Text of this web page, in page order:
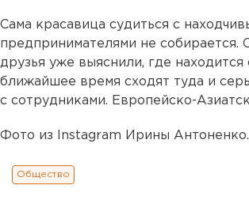
Сама красавица судиться с
предпринимателями не собирается.
друзья уже выяснили, где находится
ближайшее время сходят туда и
с сотрудниками. Европейско-
Фото из Instagram Ирины Антоненко.
Общество